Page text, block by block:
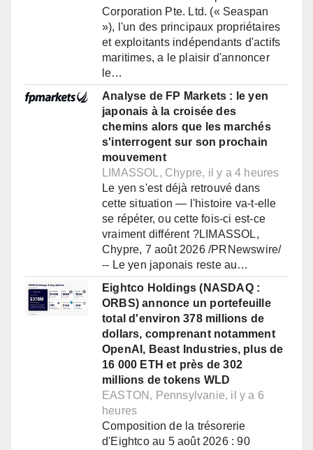
Corporation Pte. Ltd. (« Seaspan
»), l'un des principaux propriétaires
et exploitants indépendants d'actifs
maritimes, a le plaisir d'annoncer
le…
Analyse de FP Markets : le yen
japonais à la croisée des
chemins alors que les marchés
s'interrogent sur son prochain
mouvement
LIMASSOL, Chypre, il y a 4 heures
Le yen s'est déjà retrouvé dans
cette situation — l'histoire va-t-elle
se répéter, ou cette fois-ci est-ce
vraiment différent ?LIMASSOL,
Chypre, 7 août 2026 /PRNewswire/
-- Le yen japonais reste au…
Eightco Holdings (NASDAQ :
ORBS) annonce un portefeuille
total d'environ 378 millions de
dollars, comprenant notamment
OpenAI, Beast Industries, plus de
16 000 ETH et près de 302
millions de tokens WLD
EASTON, Pennsylvanie, il y a 6
heures
Composition de la trésorerie
d'Eightco au 5 août 2026 : 90